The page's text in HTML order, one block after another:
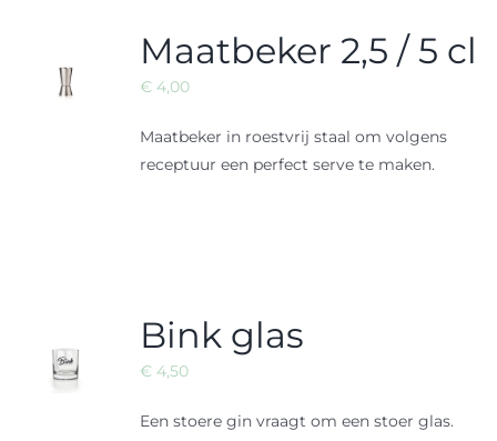
Contaceer ons
Maatbeker 2,5 / 5 cl
€4,00
Maatbeker in roestvrij staal om volgens
receptuur een perfect serve te maken.
Bink glas
€4,50
Een stoere gin vraagt om een stoer glas.